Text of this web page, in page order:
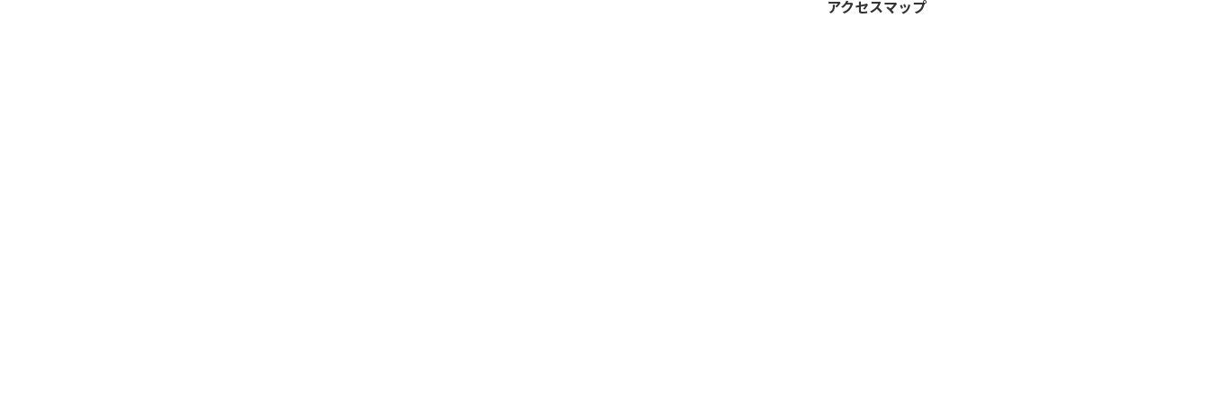
アクセスマップ